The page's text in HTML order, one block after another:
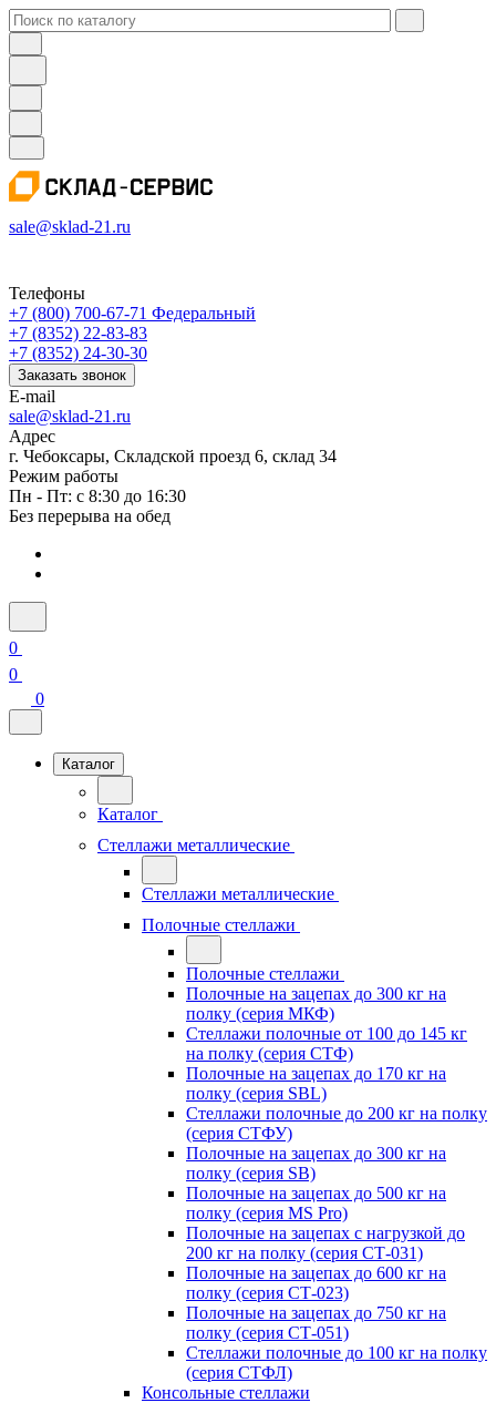
sale@sklad-21.ru
Телефоны
+7 (800) 700-67-71 Федеральный
+7 (8352) 22-83-83
+7 (8352) 24-30-30
Заказать звонок
E-mail
sale@sklad-21.ru
Адрес
г. Чебоксары, Складской проезд 6, склад 34
Режим работы
Пн - Пт: с 8:30 до 16:30
Без перерыва на обед
0
0
0
Каталог
Каталог
Стеллажи металлические
Стеллажи металлические
Полочные стеллажи
Полочные стеллажи
Полочные на зацепах до 300 кг на
полку (серия МКФ)
Стеллажи полочные от 100 до 145 кг
на полку (серия СТФ)
Полочные на зацепах до 170 кг на
полку (серия SBL)
Стеллажи полочные до 200 кг на полку
(серия СТФУ)
Полочные на зацепах до 300 кг на
полку (серия SB)
Полочные на зацепах до 500 кг на
полку (серия MS Pro)
Полочные на зацепах с нагрузкой до
200 кг на полку (серия СТ-031)
Полочные на зацепах до 600 кг на
полку (серия СТ-023)
Полочные на зацепах до 750 кг на
полку (серия СТ-051)
Стеллажи полочные до 100 кг на полку
(серия СТФЛ)
Консольные стеллажи